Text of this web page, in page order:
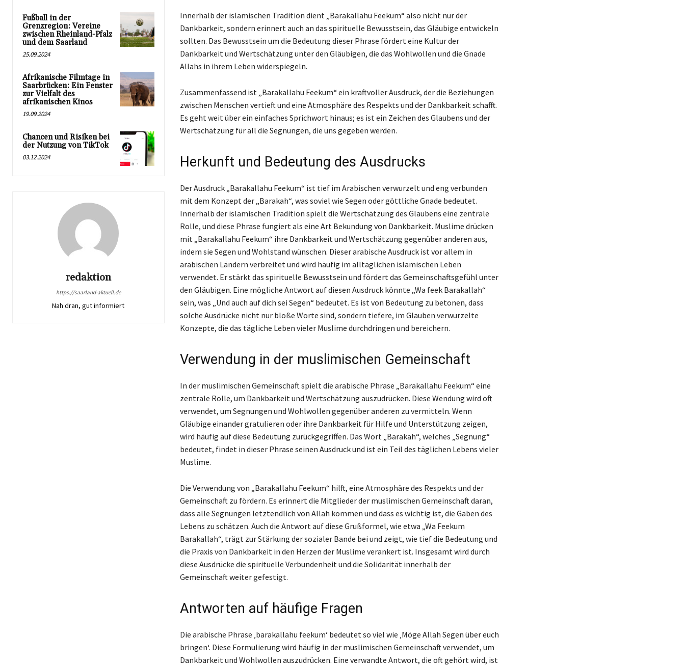
Fußball in der
Grenzregion: Vereine
zwischen Rheinland-Pfalz
und dem Saarland
25.09.2024
Afrikanische Filmtage in
Saarbrücken: Ein Fenster
zur Vielfalt des
afrikanischen Kinos
19.09.2024
Chancen und Risiken bei
der Nutzung von TikTok
03.12.2024
redaktion
https://saarland-aktuell.de
Nah dran, gut informiert
Innerhalb der islamischen Tradition dient „Barakallahu Feekum“ also nicht nur der
Dankbarkeit, sondern erinnert auch an das spirituelle Bewusstsein, das Gläubige entwickeln
sollten. Das Bewusstsein um die Bedeutung dieser Phrase fördert eine Kultur der
Dankbarkeit und Wertschätzung unter den Gläubigen, die das Wohlwollen und die Gnade
Allahs in ihrem Leben widerspiegeln.
Zusammenfassend ist „Barakallahu Feekum“ ein kraftvoller Ausdruck, der die Beziehungen
zwischen Menschen vertieft und eine Atmosphäre des Respekts und der Dankbarkeit schafft.
Es geht weit über ein einfaches Sprichwort hinaus; es ist ein Zeichen des Glaubens und der
Wertschätzung für all die Segnungen, die uns gegeben werden.
Herkunft und Bedeutung des Ausdrucks
Der Ausdruck „Barakallahu Feekum“ ist tief im Arabischen verwurzelt und eng verbunden
mit dem Konzept der „Barakah“, was soviel wie Segen oder göttliche Gnade bedeutet.
Innerhalb der islamischen Tradition spielt die Wertschätzung des Glaubens eine zentrale
Rolle, und diese Phrase fungiert als eine Art Bekundung von Dankbarkeit. Muslime drücken
mit „Barakallahu Feekum“ ihre Dankbarkeit und Wertschätzung gegenüber anderen aus,
indem sie Segen und Wohlstand wünschen. Dieser arabische Ausdruck ist vor allem in
arabischen Ländern verbreitet und wird häufig im alltäglichen islamischen Leben
verwendet. Er stärkt das spirituelle Bewusstsein und fördert das Gemeinschaftsgefühl unter
den Gläubigen. Eine mögliche Antwort auf diesen Ausdruck könnte „Wa feek Barakallah“
sein, was „Und auch auf dich sei Segen“ bedeutet. Es ist von Bedeutung zu betonen, dass
solche Ausdrücke nicht nur bloße Worte sind, sondern tiefere, im Glauben verwurzelte
Konzepte, die das tägliche Leben vieler Muslime durchdringen und bereichern.
Verwendung in der muslimischen Gemeinschaft
In der muslimischen Gemeinschaft spielt die arabische Phrase „Barakallahu Feekum“ eine
zentrale Rolle, um Dankbarkeit und Wertschätzung auszudrücken. Diese Wendung wird oft
verwendet, um Segnungen und Wohlwollen gegenüber anderen zu vermitteln. Wenn
Gläubige einander gratulieren oder ihre Dankbarkeit für Hilfe und Unterstützung zeigen,
wird häufig auf diese Bedeutung zurückgegriffen. Das Wort „Barakah“, welches „Segnung“
bedeutet, findet in dieser Phrase seinen Ausdruck und ist ein Teil des täglichen Lebens vieler
Muslime.
Die Verwendung von „Barakallahu Feekum“ hilft, eine Atmosphäre des Respekts und der
Gemeinschaft zu fördern. Es erinnert die Mitglieder der muslimischen Gemeinschaft daran,
dass alle Segnungen letztendlich von Allah kommen und dass es wichtig ist, die Gaben des
Lebens zu schätzen. Auch die Antwort auf diese Grußformel, wie etwa „Wa Feekum
Barakallah“, trägt zur Stärkung der sozialer Bande bei und zeigt, wie tief die Bedeutung und
die Praxis von Dankbarkeit in den Herzen der Muslime verankert ist. Insgesamt wird durch
diese Ausdrücke die spirituelle Verbundenheit und die Solidarität innerhalb der
Gemeinschaft weiter gefestigt.
Antworten auf häufige Fragen
Die arabische Phrase ‚barakallahu feekum‘ bedeutet so viel wie ‚Möge Allah Segen über euch
bringen‘. Diese Formulierung wird häufig in der muslimischen Gemeinschaft verwendet, um
Dankbarkeit und Wohlwollen auszudrücken. Eine verwandte Antwort, die oft gehört wird, ist